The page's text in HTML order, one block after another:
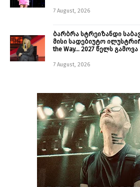
7 August, 2026
ბარბრა სტრეიზანდი
მისი სადებიუტო
the Way… 2027 წელს გამოვა
7 August, 2026